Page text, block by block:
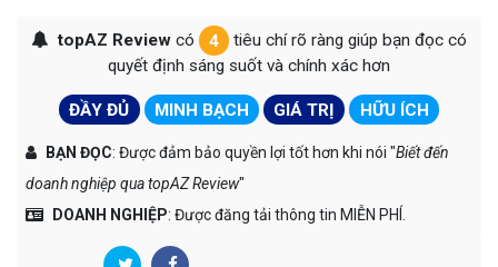
topAZ Reviewcó 4
tiêu chí rõ ràng giúp bạn đọc có
quyết định sáng suốt và chính xác hơn
ĐẦY ĐỦ MINH BẠCH GIÁ TRỊ HỮU ÍCH
BẠN ĐỌC: Được đảm bảo quyền lợi tốt hơn khi nói "Biết đến
doanh nghiệp qua topAZ Review"
DOANH NGHIỆP: Được đăng tải thông tin MIỄN PHÍ.